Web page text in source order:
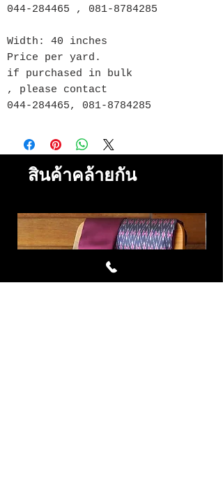
044-284465 , 081-8784285
Width: 40 inches
Price per yard.
if purchased in bulk
, please contact
044-284465, 081-8784285
สินค้าคล้ายกัน